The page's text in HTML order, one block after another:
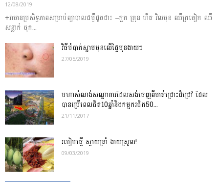
12/08/2019
+វា​មាន​ប្រសិទ្ធភាព​សម្រាប់​ព្យាបាល​ជម្ងឺ​ដូច​ជា៖ –ក្អក គ្រុន ហឺត វិល​មុខ ឈឺ​ត្រចៀក ឈឺ​
សន្លាក់ ចុក​...
វិធីបំបាត់ស្នាមមុនលើផ្ទៃមុខងាយៗ
27/05/2019
មហាសំណង់សណ្ឋាគារដែលសង់ចេញពីមាត់ជ្រោះដ៏ជ្រៅ ដែល
បានប្រើពេលជិត10ឆ្នាំនិងកម្មករជិត50...
21/11/2017
របៀបធ្វើ ស្វាយត្រាំ ងាយស្រួល!
09/03/2019